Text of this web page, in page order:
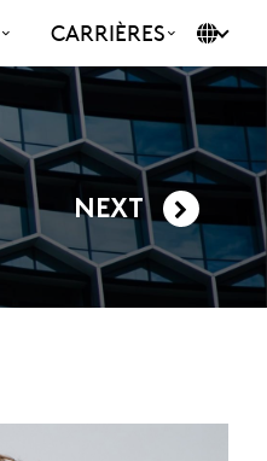
CARRIÈRES
NEXT